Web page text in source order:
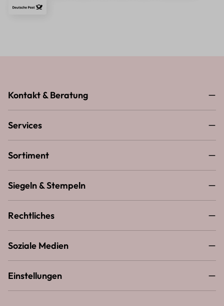
Kontakt & Beratung
Services
Sortiment
Siegeln & Stempeln
Rechtliches
Soziale Medien
Einstellungen